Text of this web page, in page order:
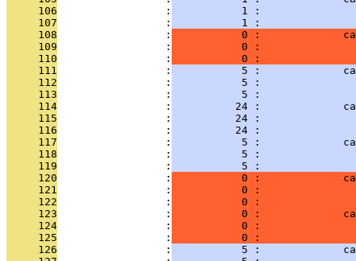
     106
                 :
1 :
     107
                 :
1 :
     108
                 :
0 :
     109
                 :
0 :
     110
                 :
0 :
     111
                 :
5 :
     112
                 :
5 :
     113
                 :
5 :
     114
                 :
24 :
     115
                 :
24 :
     116
                 :
24 :
     117
                 :
5 :
     118
                 :
5 :
     119
                 :
5 :
     120
                 :
0 :
     121
                 :
0 :
     122
                 :
0 :
     123
                 :
0 :
     124
                 :
0 :
     125
                 :
0 :
     126
                 :
5 :